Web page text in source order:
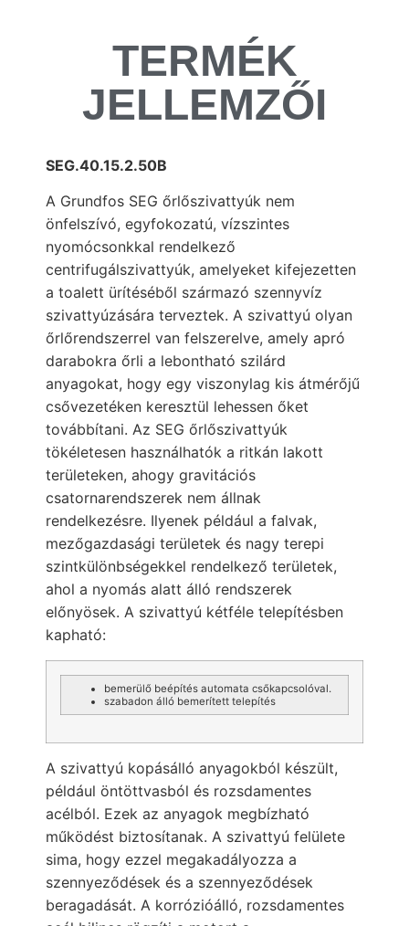
TERMÉK
JELLEMZŐI
SEG.40.15.2.50B
A Grundfos SEG őrlőszivattyúk nem
önfelszívó, egyfokozatú, vízszintes
nyomócsonkkal rendelkező
centrifugálszivattyúk, amelyeket kifejezetten
a toalett ürítéséből származó szennyvíz
szivattyúzására terveztek. A szivattyú olyan
őrlőrendszerrel van felszerelve, amely apró
darabokra őrli a lebontható szilárd
anyagokat, hogy egy viszonylag kis átmérőjű
csővezetéken keresztül lehessen őket
továbbítani. Az SEG őrlőszivattyúk
tökéletesen használhatók a ritkán lakott
területeken, ahogy gravitációs
csatornarendszerek nem állnak
rendelkezésre. Ilyenek például a falvak,
mezőgazdasági területek és nagy terepi
szintkülönbségekkel rendelkező területek,
ahol a nyomás alatt álló rendszerek
előnyösek. A szivattyú kétféle telepítésben
kapható:
bemerülő beépítés automata csőkapcsolóval.
szabadon álló bemerített telepítés
A szivattyú kopásálló anyagokból készült,
például öntöttvasból és rozsdamentes
acélból. Ezek az anyagok megbízható
működést biztosítanak. A szivattyú felülete
sima, hogy ezzel megakadályozza a
szennyeződések és a szennyeződések
beragadását. A korrózióálló, rozsdamentes